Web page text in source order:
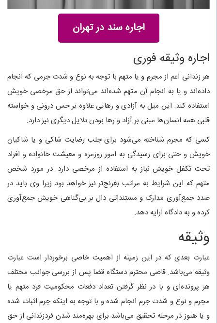
اجاره سند در تهران
اجاره وثیقه فوری
هر زندانی اعم از مجرم و یا متهم با توجه به نوع و شدت جرمی که انجام
داده‌اند و یا به انجام آن متهم شده‌اند می‌تواند از حق مرخصی خویش
استفاده کند. این میل به آزادی و رهایی علاوه بر حس درونی و خواسته
قلبی همه انسان‌ها مبنی بر آزاد و رها بودن دلایل دیگری نیز دارد.
کسی که مجرم شناخته می‌شود برای جلب رضایت شاکی و یا شاکیان
خویش و حتی برای رسیدگی به امور روزمره و معیشت خانواده و افراد
تحت تکفل خویش نیاز به استفاده از مرخصی دارد. در مورد شخص
متهم که این شرایط به مراتب بغرنج‌تر نیز خواهد بود زیرا وی باید در
صدد جمع‌آوری مدارک و مستنداتی دال بر بی‌گناهی خویش جمع‌آوری
کرده و به دادگاه ارایه دهد.
وثیقه
عبارت بعدی که در این زمینه از اهمیت خاصی برخوردار است عبارت
وثیقه می‌باشد. قاضی محترم دستگاه قضا پس از بررسی جوانب مختلف
هر پرونده‌ای و با در نظر گرفتن تعداد دفعات محکومیت فرد متهم یا
مجرم و نوع و شدت جرم انجام شده و با توجه به اینکه جرم اثبات شده
و یا هنوز در مرحله تحقیق می‌باشد برای بهره‌مند شدن فردزندانی از حق